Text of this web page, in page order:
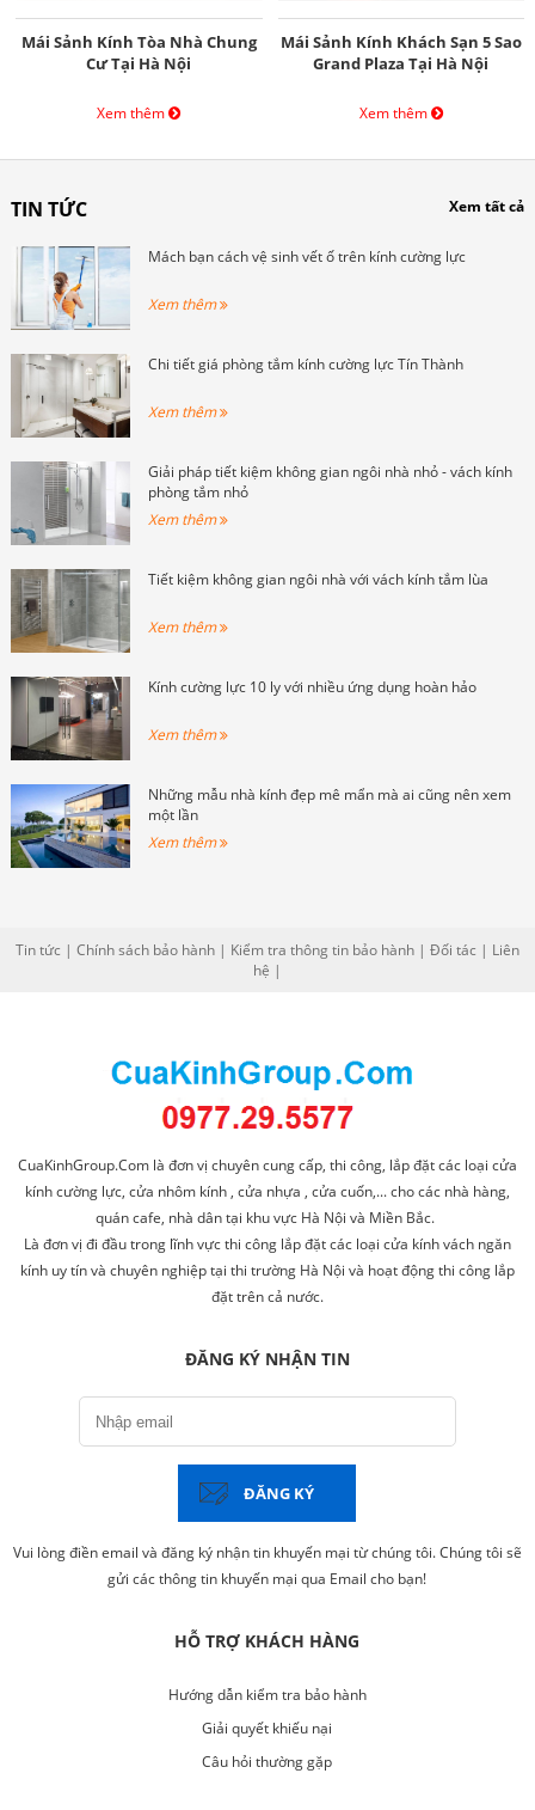
Mái Sảnh Kính Tòa Nhà Chung
Cư Tại Hà Nội
Xem thêm
Mái Sảnh Kính Khách Sạn 5 Sao
Grand Plaza Tại Hà Nội
Xem thêm
TIN TỨC Xem tất cả
Mách bạn cách vệ sinh vết ố trên kính cường lực
Xem thêm
Chi tiết giá phòng tắm kính cường lực Tín Thành
Xem thêm
Giải pháp tiết kiệm không gian ngôi nhà nhỏ - vách kính
phòng tắm nhỏ
Xem thêm
Tiết kiệm không gian ngôi nhà với vách kính tắm lùa
Xem thêm
Kính cường lực 10 ly với nhiều ứng dụng hoàn hảo
Xem thêm
Những mẫu nhà kính đẹp mê mẩn mà ai cũng nên xem
một lần
Xem thêm
Tin tức | Chính sách bảo hành| Kiểm tra thông tin bảo hành| Đối tác | Liên
hệ |
CuaKinhGroup.Com là đơn vị chuyên cung cấp, thi công, lắp đặt các loại cửa
kính cường lực, cửa nhôm kính , cửa nhựa , cửa cuốn,... cho các nhà hàng,
quán cafe, nhà dân tại khu vực Hà Nội và Miền Bắc.
Là đơn vị đi đầu trong lĩnh vực thi công lắp đặt các loại cửa kính vách ngăn
kính uy tín và chuyên nghiệp tại thi trường Hà Nội và hoạt động thi công lắp
đặt trên cả nước.
ĐĂNG KÝ NHẬN TIN
ĐĂNG KÝ
Vui lòng điền email và đăng ký nhận tin khuyến mại từ chúng tôi. Chúng tôi sẽ
gửi các thông tin khuyến mại qua Email cho bạn!
HỖ TRỢ KHÁCH HÀNG
Hướng dẫn kiểm tra bảo hành
Giải quyết khiếu nại
Câu hỏi thường gặp